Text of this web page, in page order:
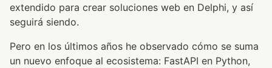
extendido para crear soluciones web en Delphi, y así
seguirá siendo.
Pero en los últimos años he observado cómo se suma
un nuevo enfoque al ecosistema: FastAPI en Python,